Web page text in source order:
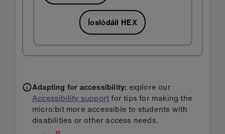
Íoslódáil HEX
Adapting for accessibility: explore our
Accessibility supportfor tips for making the
micro:bit more accessible to students with
disabilities or other access needs.